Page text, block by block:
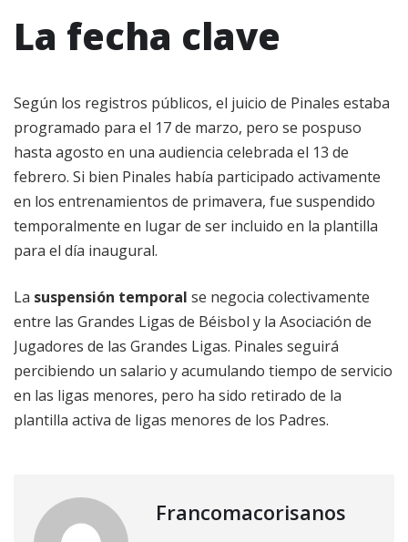
La fecha clave
Según los registros públicos, el juicio de Pinales estaba
programado para el 17 de marzo, pero se pospuso
hasta agosto en una audiencia celebrada el 13 de
febrero. Si bien Pinales había participado activamente
en los entrenamientos de primavera, fue suspendido
temporalmente en lugar de ser incluido en la plantilla
para el día inaugural.
La suspensión temporal se negocia colectivamente
entre las Grandes Ligas de Béisbol y la Asociación de
Jugadores de las Grandes Ligas. Pinales seguirá
percibiendo un salario y acumulando tiempo de servicio
en las ligas menores, pero ha sido retirado de la
plantilla activa de ligas menores de los Padres.
Francomacorisanos